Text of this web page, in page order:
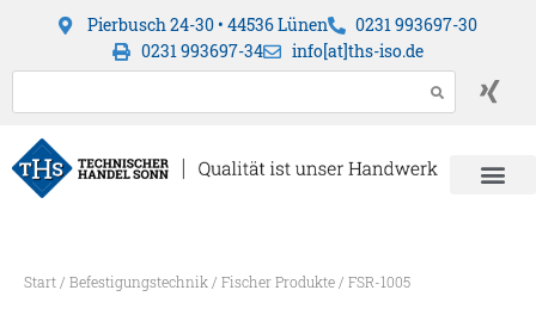
Pierbusch 24-30 • 44536 Lünen
0231 993697-30
0231 993697-34
info[at]ths-iso.de
Start/ Befestigungstechnik/ Fischer Produkte/ FSR-1005